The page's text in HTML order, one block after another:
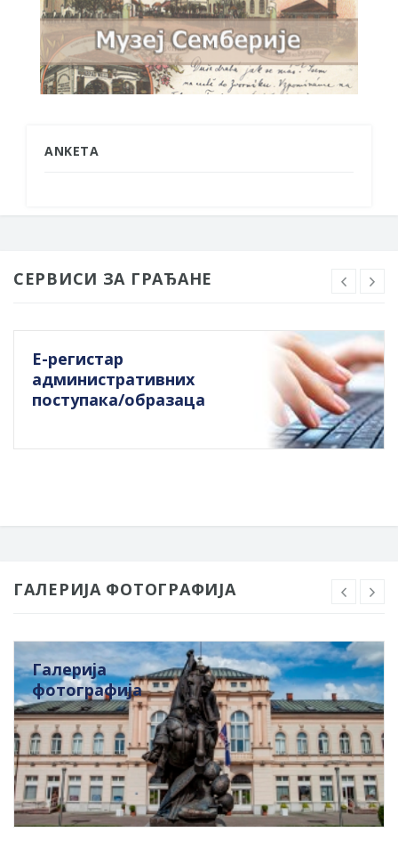
ANKETA
СЕРВИСИ ЗА ГРАЂАНЕ
Е-регистар
административних
поступака/образаца
ГАЛЕРИЈА ФОТОГРАФИЈА
Галерија
фотографија